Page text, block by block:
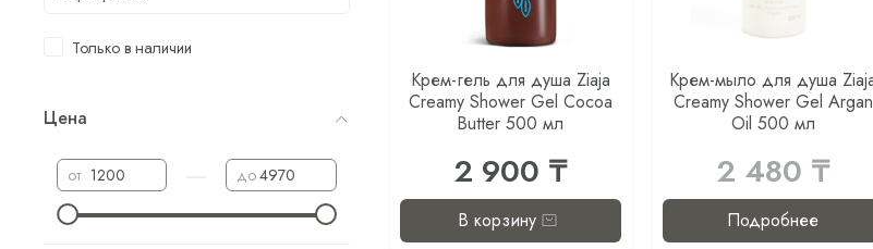
Крем-гель для душа Ziaja
Creamy Shower Gel Cocoa
Butter 500 мл
2 900 ₸
В корзину
Крем-мыло для душа
Creamy Shower Gel Argan
Oil 500 мл
2 480 ₸
Подробнее
Только в наличии
Цена
от до